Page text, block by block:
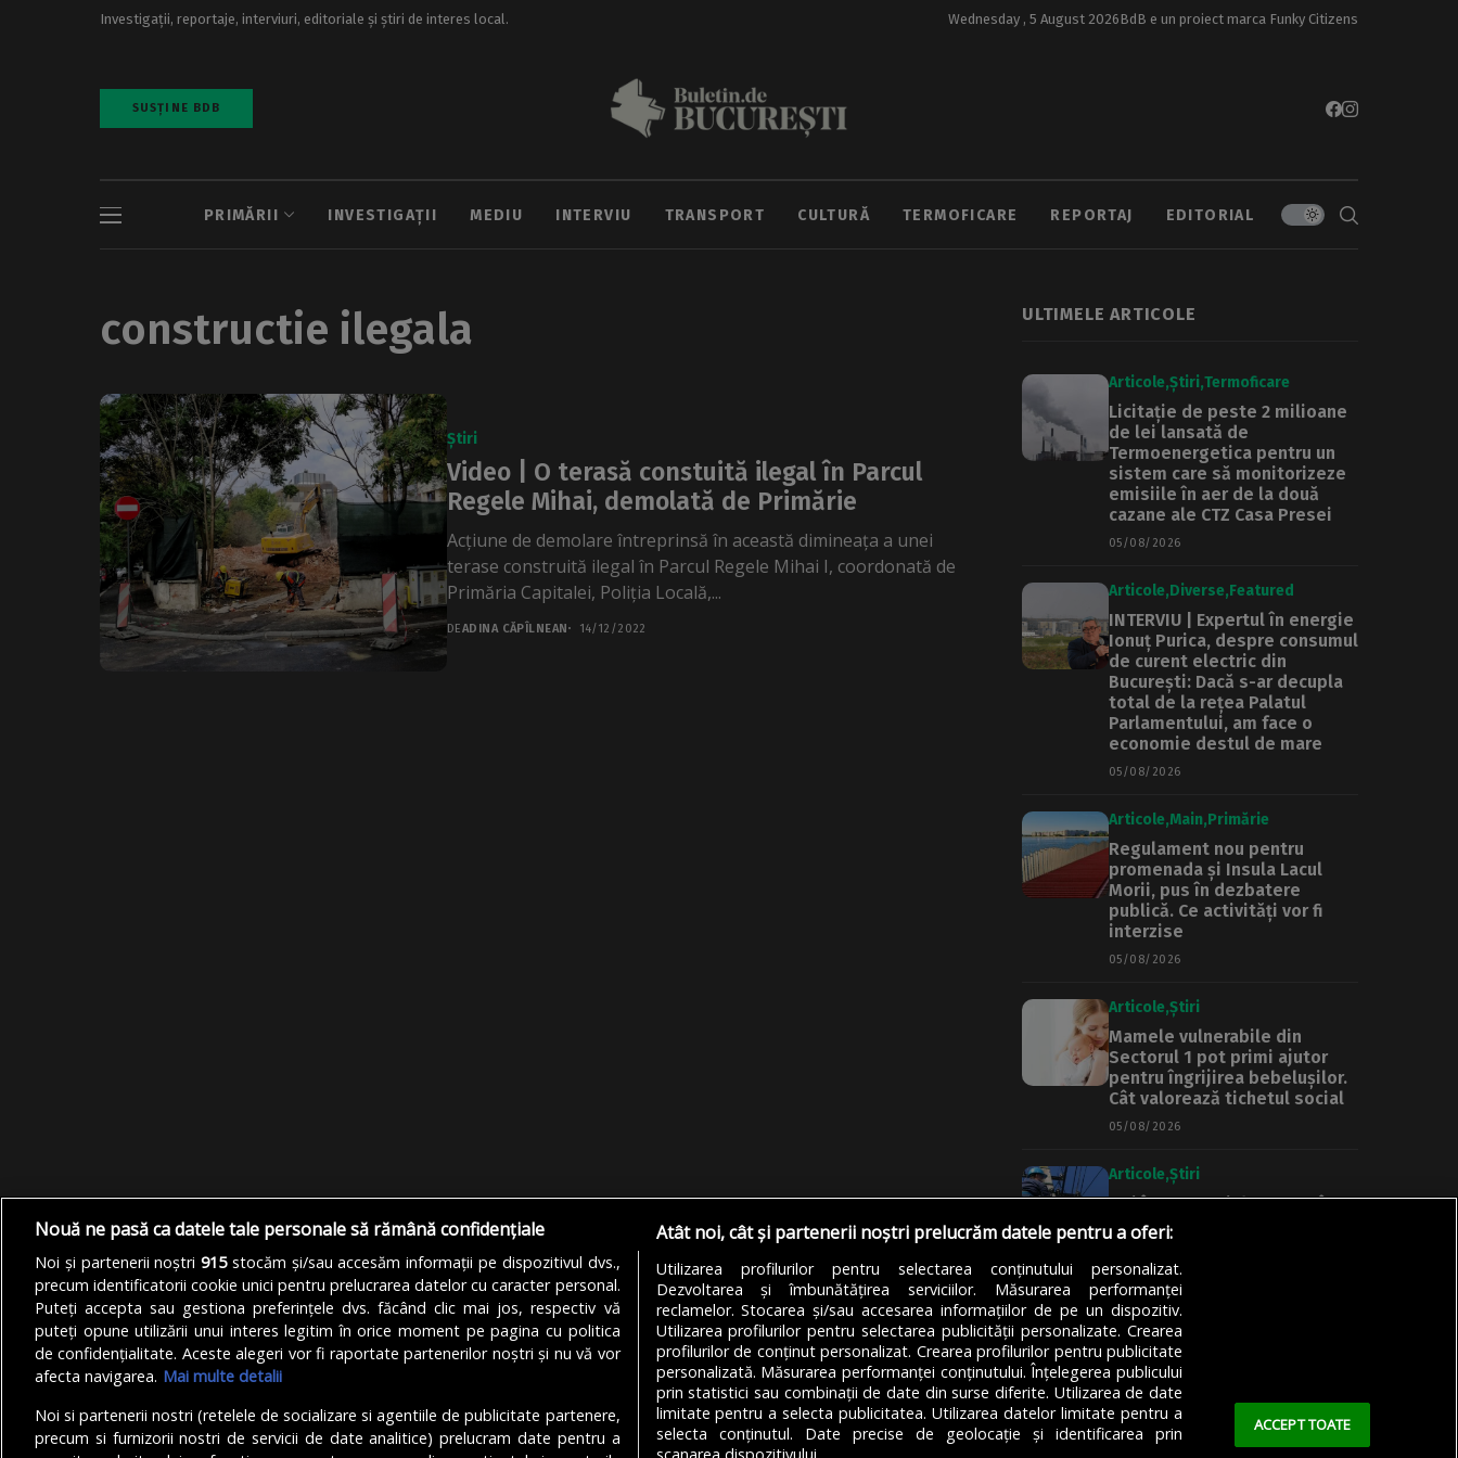
Investigații, reportaje, interviuri, editoriale și știri de interes local. Wednesday , 5 August 2026BdB e un proiect marca Funky Citizens
SUSȚINE BDB
PRIMĂRII INVESTIGAȚII MEDIU INTERVIU TRANSPORT CULTURĂ TERMOFICARE REPORTAJ EDITORIAL
constructie ilegala
Știri
Video | O terasă constuită ilegal în Parcul
Regele Mihai, demolată de Primărie
Acțiune de demolare întreprinsă în această dimineața a unei
terase construită ilegal în Parcul Regele Mihai I, coordonată de
Primăria Capitalei, Poliția Locală,...
DEADINA CĂPÎLNEAN 14/12/2022
ULTIMELE ARTICOLE
Articole Știri Termoficare
Licitație de peste 2 milioane
de lei lansată de
Termoenergetica pentru un
sistem care să monitorizeze
emisiile în aer de la două
cazane ale CTZ Casa Presei
05/08/2026
Articole Diverse Featured
INTERVIU | Expertul în energie
Ionuț Purica, despre consumul
de curent electric din
București: Dacă s-ar decupla
total de la rețea Palatul
Parlamentului, am face o
economie destul de mare
05/08/2026
Articole Main Primărie
Regulament nou pentru
promenada și Insula Lacul
Morii, pus în dezbatere
publică. Ce activități vor fi
interzise
05/08/2026
Articole Știri
Mamele vulnerabile din
Sectorul 1 pot primi ajutor
pentru îngrijirea bebelușilor.
Cât valorează tichetul social
05/08/2026
Articole Știri
Noi întreruperi de curent în
București, Ilfov și Giurgiu.
Rețele Electrice Muntenia
transmite lista actualizată a
străzilor afectate
05/08/2026
MODIFICĂ SETĂRILE COOKIES
Nouă ne pasă ca datele tale personale să rămână confidențiale
Noi și partenerii noștri915stocăm și/sau accesăm informații pe dispozitivul dvs.,
precum identificatorii cookie unici pentru prelucrarea datelor cu caracter personal.
Puteți accepta sau gestiona preferințele dvs. făcând clic mai jos, respectiv vă
puteți opune utilizării unui interes legitim în orice moment pe pagina cu politica
de confidențialitate. Aceste alegeri vor fi raportate partenerilor noștri și nu vă vor
afecta navigarea. Mai multe detalii
Noi si partenerii nostri (retelele de socializare si agentiile de publicitate partenere,
precum si furnizorii nostri de servicii de date analitice) prelucram date pentru a
Atât noi, cât și partenerii noștri prelucrăm datele pentru a oferi:
Utilizarea profilurilor pentru selectarea conținutului personalizat.
Dezvoltarea și îmbunătățirea serviciilor. Măsurarea performanței
reclamelor. Stocarea și/sau accesarea informațiilor de pe un dispozitiv.
Utilizarea profilurilor pentru selectarea publicității personalizate. Crearea
profilurilor de conținut personalizat. Crearea profilurilor pentru publicitate
personalizată. Măsurarea performanței conținutului. Înțelegerea publicului
prin statistici sau combinații de date din surse diferite. Utilizarea de date
limitate pentru a selecta publicitatea. Utilizarea datelor limitate pentru a
selecta conținutul. Date precise de geolocație și identificarea prin
ACCEPT TOATE